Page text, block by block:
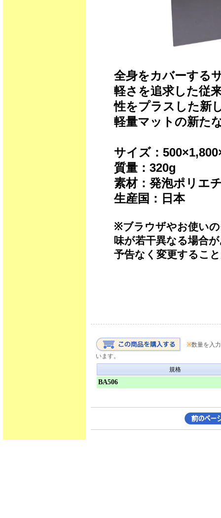
全身をカバーする
軽さを追求した従
性をプラスした新
軽量マットの新た
サイズ：
質量：320g
素材：発泡ポリエ
生産国：日本
※ブラウザやお使い
味が若干異なる場合
予告なく変更するこ
※数量を入
います。
規格
BA506